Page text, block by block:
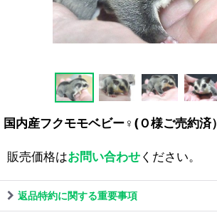
国内産フクモモベビー♀(Ｏ様ご売約済）
販売価格はお問い合わせください。
返品特約に関する重要事項